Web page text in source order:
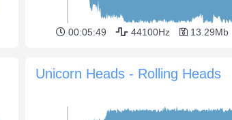
00:05:49 44100Hz 13.29Mb
Unicorn Heads - Rolling Heads